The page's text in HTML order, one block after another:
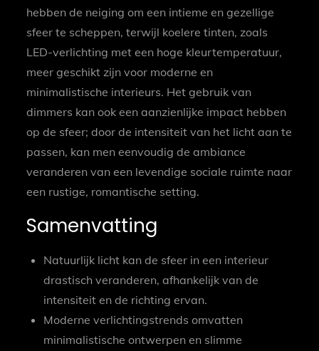
hebben de neiging om een intieme en gezellige
sfeer te scheppen, terwijl koelere tinten, zoals
LED-verlichting met een hoge kleurtemperatuur,
meer geschikt zijn voor moderne en
minimalistische interieurs. Het gebruik van
dimmers kan ook een aanzienlijke impact hebben
op de sfeer; door de intensiteit van het licht aan te
passen, kan men eenvoudig de ambiance
veranderen van een levendige sociale ruimte naar
een rustige, romantische setting.
Samenvatting
Natuurlijk licht kan de sfeer in een interieur
drastisch veranderen, afhankelijk van de
intensiteit en de richting ervan.
Moderne verlichtingstrends omvatten
minimalistische ontwerpen en slimme